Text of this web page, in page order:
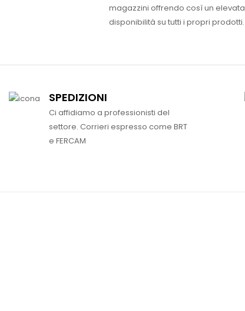
magazzini offrendo così un elevata
disponibilità su tutti i propri prodotti.
SPEDIZIONI
Ci affidiamo a professionisti del
settore. Corrieri espresso come BRT
e FERCAM